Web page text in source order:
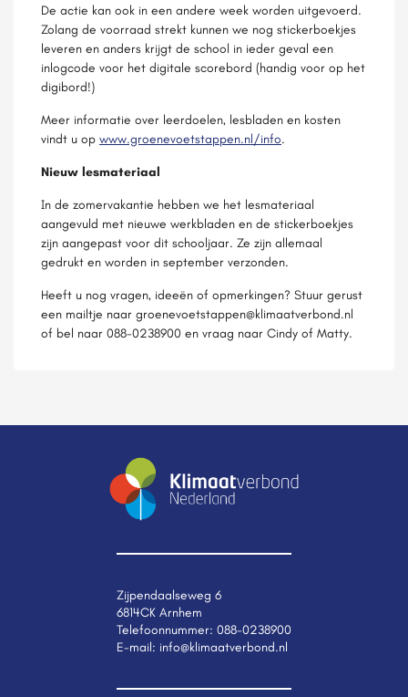
De actie kan ook in een andere week worden uitgevoerd.
Zolang de voorraad strekt kunnen we nog stickerboekjes
leveren en anders krijgt de school in ieder geval een
inlogcode voor het digitale scorebord (handig voor op het
digibord!)
Meer informatie over leerdoelen, lesbladen en kosten
vindt u op www.groenevoetstappen.nl/info.
Nieuw lesmateriaal
In de zomervakantie hebben we het lesmateriaal
aangevuld met nieuwe werkbladen en de stickerboekjes
zijn aangepast voor dit schooljaar. Ze zijn allemaal
gedrukt en worden in september verzonden.
Heeft u nog vragen, ideeën of opmerkingen? Stuur gerust
een mailtje naar groenevoetstappen@klimaatverbond.nl
of bel naar 088-0238900 en vraag naar Cindy of Matty.
Zijpendaalseweg 6
6814CK Arnhem
Telefoonnummer: 088-0238900
E-mail: info@klimaatverbond.nl